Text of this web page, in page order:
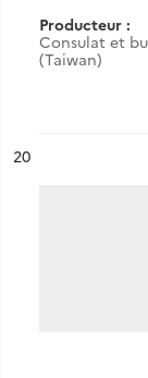
Producteur :
Consulat et
(Taiwan)
n°
20